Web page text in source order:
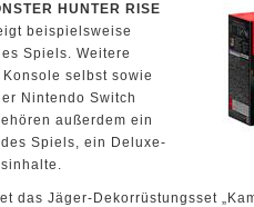
HUNTER RISE
beispielsweise
Spiels. Weitere
selbst sowie
Nintendo Switch
außerdem ein
Spiels, ein Deluxe-
das Jäger-Dekorrüstungsset